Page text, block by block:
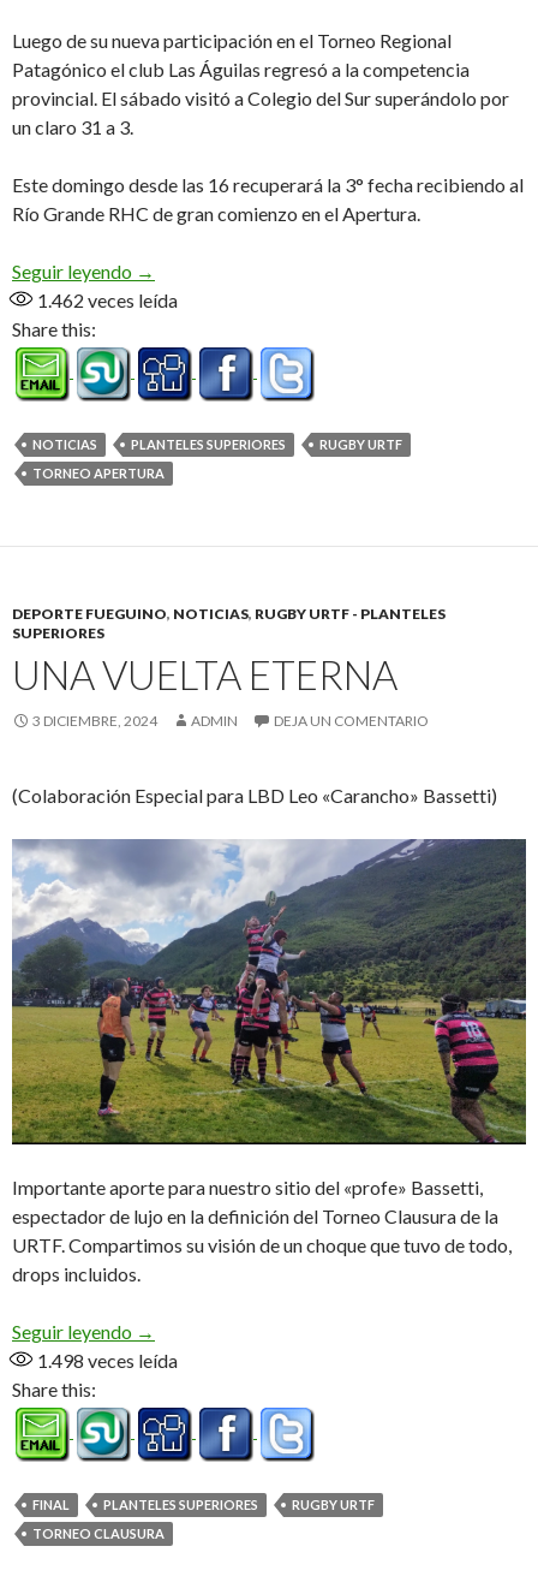
Luego de su nueva participación en el Torneo Regional
Patagónico el club Las Águilas regresó a la competencia
provincial. El sábado visitó a Colegio del Sur superándolo por
un claro 31 a 3.
Este domingo desde las 16 recuperará la 3° fecha recibiendo al
Río Grande RHC de gran comienzo en el Apertura.
Seguir leyendo El campeón está de regreso
→
1.462 veces leída
Share this:
NOTICIAS PLANTELES SUPERIORES
RUGBY URTF
TORNEO APERTURA
DEPORTE FUEGUINO, NOTICIAS, RUGBY URTF - PLANTELES
SUPERIORES
UNA VUELTA ETERNA
3 DICIEMBRE, 2024 ADMIN DEJA UN COMENTARIO
(Colaboración Especial para LBD Leo «Carancho» Bassetti)
Importante aporte para nuestro sitio del «profe» Bassetti,
espectador de lujo en la definición del Torneo Clausura de la
URTF. Compartimos su visión de un choque que tuvo de todo,
drops incluidos.
Seguir leyendo Una vuelta eterna
→
1.498 veces leída
Share this:
FINAL PLANTELES SUPERIORES
RUGBY URTF
TORNEO CLAUSURA